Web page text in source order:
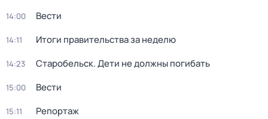
14:00 Вести
14:11 Итоги правительства за неделю
14:23 Старобельск. Дети не должны погибать
15:00 Вести
15:11 Репортаж